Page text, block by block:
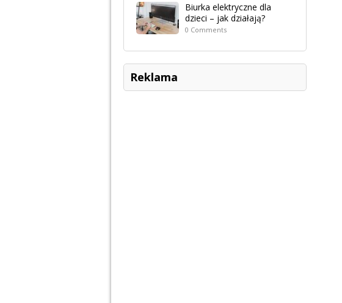
Biurka elektryczne dla
dzieci – jak działają?
0 Comments
Reklama